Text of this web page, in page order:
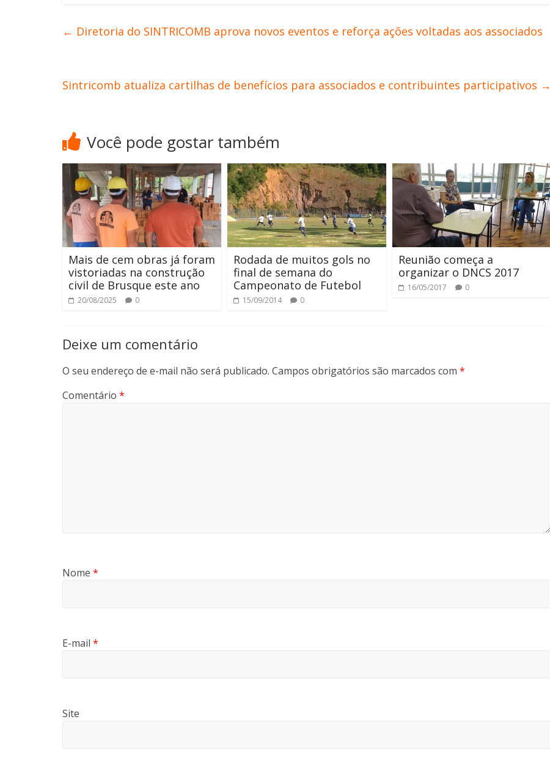
← Diretoria do SINTRICOMB aprova novos eventos e reforça ações voltadas aos associados
Sintricomb atualiza cartilhas de benefícios para associados e contribuintes participativos →
Você pode gostar também
Mais de cem obras já foram
vistoriadas na construção
civil de Brusque este ano
20/08/2025 0
Rodada de muitos gols no
final de semana do
Campeonato de Futebol
15/09/2014 0
Reunião começa a
organizar o DNCS 2017
16/05/2017 0
Deixe um comentário
O seu endereço de e-mail não será publicado. Campos obrigatórios são marcados com *
Comentário *
Nome *
E-mail *
Site